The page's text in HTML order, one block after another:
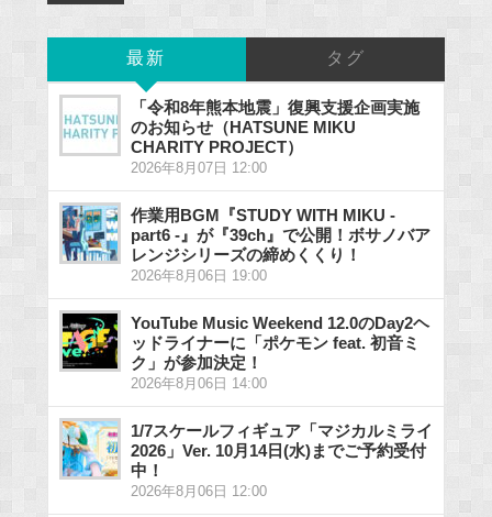
最新 タグ
「令和8年熊本地震」復興支援企画実施
のお知らせ（HATSUNE MIKU
CHARITY PROJECT）
2026年8月07日 12:00
作業用BGM『STUDY WITH MIKU -
part6 -』が『39ch』で公開！ボサノバア
レンジシリーズの締めくくり！
2026年8月06日 19:00
YouTube Music Weekend 12.0のDay2ヘ
ッドライナーに「ポケモン feat. 初音ミ
ク」が参加決定！
2026年8月06日 14:00
1/7スケールフィギュア「マジカルミライ
2026」Ver. 10月14日(水)までご予約受付
中！
2026年8月06日 12:00